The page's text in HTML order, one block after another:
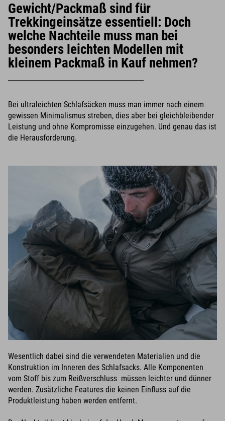
Gewicht/Packmaß sind für
Trekkingeinsätze essentiell: Doch
welche Nachteile muss man bei
besonders leichten Modellen mit
kleinem Packmaß in Kauf nehmen?
Bei ultraleichten Schlafsäcken muss man immer nach einem
gewissen Minimalismus streben, dies aber bei gleichbleibender
Leistung und ohne Kompromisse einzugehen. Und genau das ist
die Herausforderung.
Wesentlich dabei sind die verwendeten Materialien und die
Konstruktion im Inneren des Schlafsacks. Alle Komponenten
vom Stoff bis zum Reißverschluss müssen leichter und dünner
werden. Zusätzliche Features die keinen Einfluss auf die
Produktleistung haben werden entfernt.